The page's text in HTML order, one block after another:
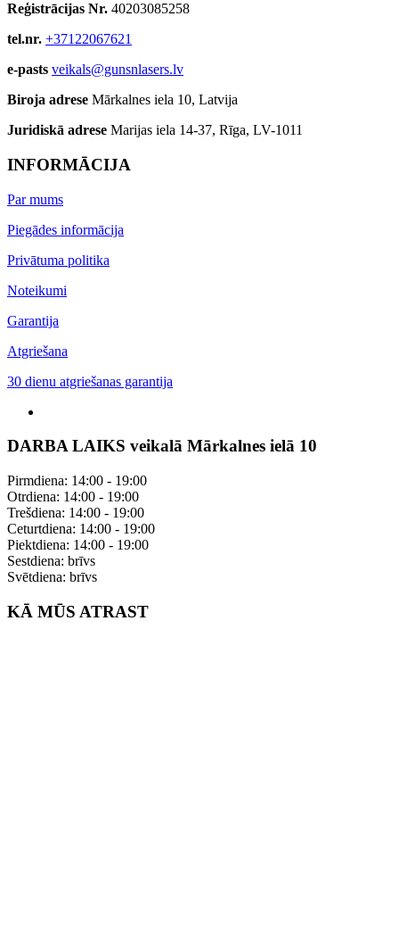
Reģistrācijas Nr. 40203085258
tel.nr. +37122067621
e-pasts veikals@gunsnlasers.lv
Biroja adrese Mārkalnes iela 10, Latvija
Juridiskā adrese Marijas iela 14-37, Rīga, LV-1011
INFORMĀCIJA
Par mums
Piegādes informācija
Privātuma politika
Noteikumi
Garantija
Atgriešana
30 dienu atgriešanas garantija
DARBA LAIKS veikalā Mārkalnes ielā 10
Pirmdiena: 14:00 - 19:00
Otrdiena: 14:00 - 19:00
Trešdiena: 14:00 - 19:00
Ceturtdiena: 14:00 - 19:00
Piektdiena: 14:00 - 19:00
Sestdiena: brīvs
Svētdiena: brīvs
KĀ MŪS ATRAST